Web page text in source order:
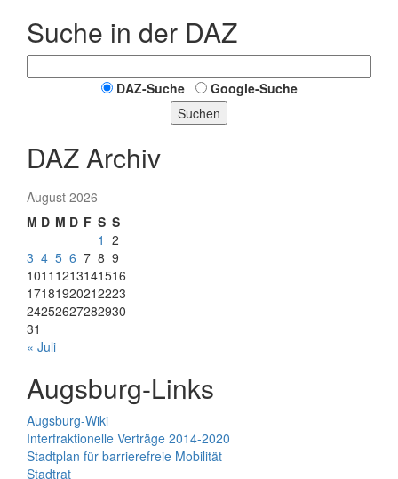
Suche in der DAZ
DAZ-Suche
Google-Suche
Suchen
DAZ Archiv
August 2026
M D M D F S S
1 2
3 4 5 6 7 8 9
1011 1213141516
17181920212223
24252627282930
31
« Juli
Augsburg-Links
Augsburg-Wiki
Interfraktionelle Verträge 2014-2020
Stadtplan für barrierefreie Mobilität
Stadtrat